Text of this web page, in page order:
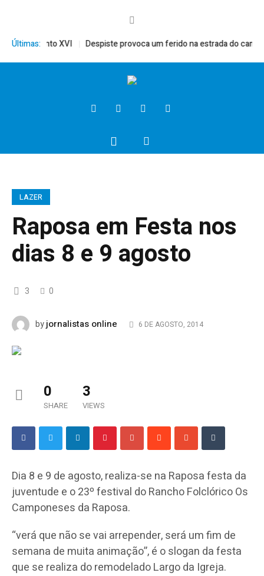
Últimas:
Bento XVI Despiste provoca um ferido na estrada do campo
LAZER
Raposa em Festa nos
dias 8 e 9 agosto
3 0
byjornalistas online 6 DE AGOSTO, 2014
0
SHARE
3
VIEWS
Dia 8 e 9 de agosto, realiza-se na Raposa festa da
juventude e o 23º festival do Rancho Folclórico Os
Camponeses da Raposa.
“verá que não se vai arrepender, será um fim de
semana de muita animação”, é o slogan da festa
que se realiza do remodelado Largo da Igreja.